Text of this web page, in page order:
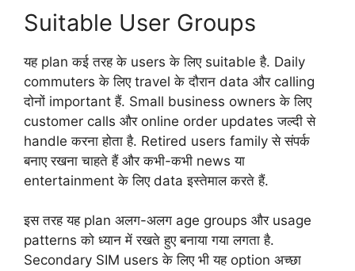
Suitable User Groups
यह plan कई तरह के users के लिए suitable है. Daily
commuters के लिए travel के दौरान data और calling
दोनों important हैं. Small business owners के लिए
customer calls और online order updates जल्दी से
handle करना होता है. Retired users family से संपर्क
बनाए रखना चाहते हैं और कभी-कभी news या
entertainment के लिए data इस्तेमाल करते हैं.
इस तरह यह plan अलग-अलग age groups और usage
patterns को ध्यान में रखते हुए बनाया गया लगता है.
Secondary SIM users के लिए भी यह option अच्छा